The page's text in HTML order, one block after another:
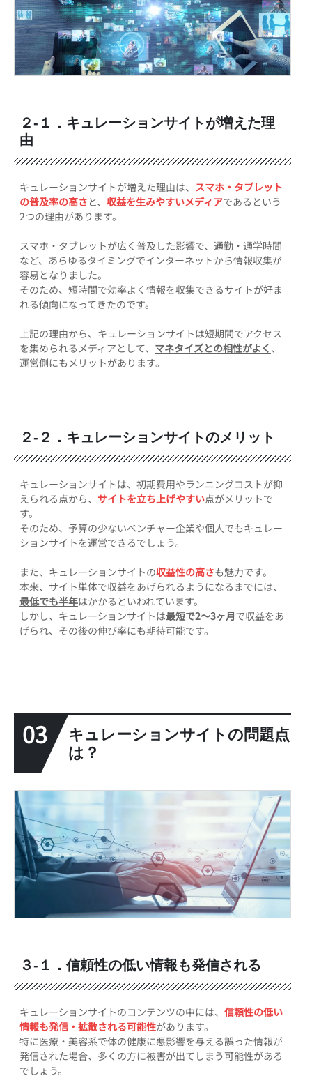
２-１．キュレーションサイトが増えた理
由
キュレーションサイトが増えた理由は、 スマホ・タブレット
の普及率の高さと、 収益を生みやすいメディアであるという
2つの理由があります。
スマホ・タブレットが広く普及した影響で、通勤・通学時間
など、あらゆるタイミングでインターネットから情報収集が
容易となりました。
そのため、短時間で効率よく情報を収集できるサイトが好ま
れる傾向になってきたのです。
上記の理由から、キュレーションサイトは短期間でアクセス
を集められるメディアとして、 マネタイズとの相性がよく、
運営側にもメリットがあります。
２-２．キュレーションサイトのメリット
キュレーションサイトは、初期費用やランニングコストが抑
えられる点から、 サイトを立ち上げやすい点がメリットで
す。
そのため、予算の少ないベンチャー企業や個人でもキュレー
ションサイトを運営できるでしょう。
また、キュレーションサイトの収益性の高さも魅力です。
本来、サイト単体で収益をあげられるようになるまでには、
最低でも半年はかかるといわれています。
しかし、キュレーションサイトは最短で2〜3ヶ月で収益をあ
げられ、その後の伸び率にも期待可能です。
03
キュレーションサイトの問題点
は？
３-１．信頼性の低い情報も発信される
キュレーションサイトのコンテンツの中には、 信頼性の低い
情報も発信・拡散される可能性があります。
特に医療・美容系で体の健康に悪影響を与える誤った情報が
発信された場合、多くの方に被害が出てしまう可能性がある
でしょう。